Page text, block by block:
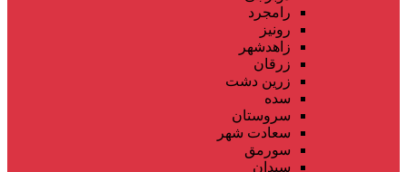
رامجرد
رونیز
زاهدشهر
زرقان
زرین دشت
سده
سروستان
سعادت شهر
سورمق
سیدان